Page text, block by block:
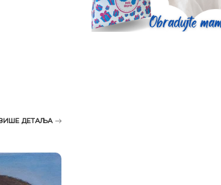
ДЕТАЉА